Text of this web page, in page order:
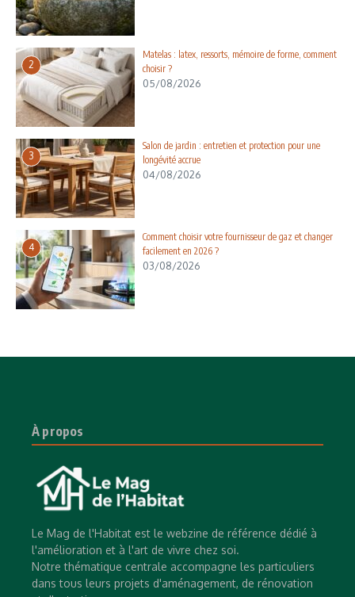
2
Matelas : latex, ressorts, mémoire de forme, comment
choisir ?
05/08/2026
3
Salon de jardin : entretien et protection pour une
longévité accrue
04/08/2026
4
Comment choisir votre fournisseur de gaz et changer
facilement en 2026 ?
03/08/2026
À propos
Le Mag de l'Habitat est le webzine de référence dédié à
l'amélioration et à l'art de vivre chez soi.
Notre thématique centrale accompagne les particuliers
dans tous leurs projets d'aménagement, de rénovation